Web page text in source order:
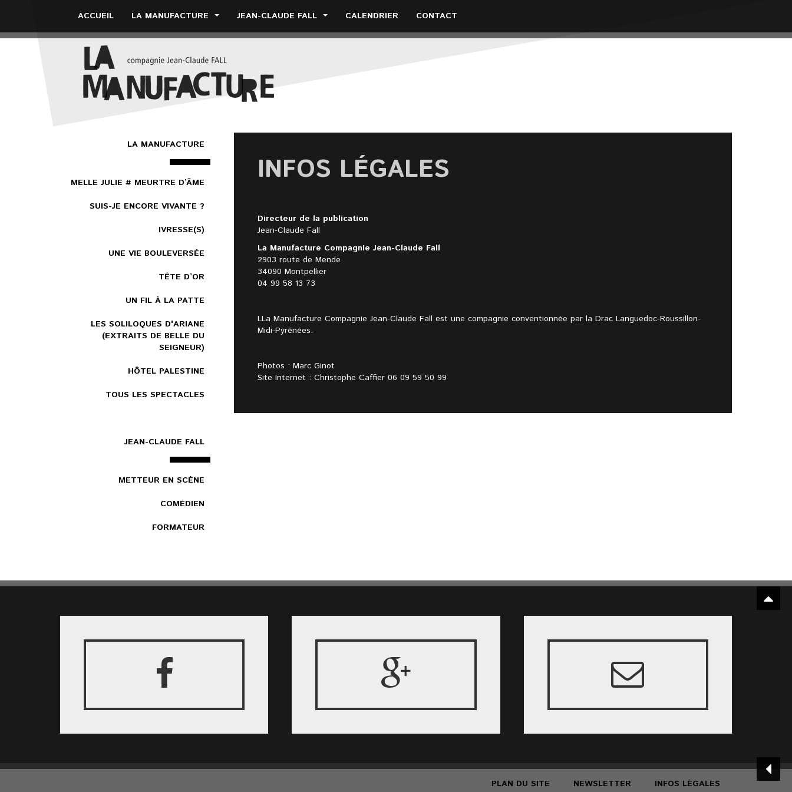
ACCUEIL LA MANUFACTURE JEAN-CLAUDE FALL CALENDRIER CONTACT
INFOS LÉGALES
Directeur de la publication
Jean-Claude Fall
La Manufacture Compagnie Jean-Claude Fall
2903 route de Mende
34090 Montpellier
04 99 58 13 73
LLa Manufacture Compagnie Jean-Claude Fall est une compagnie conventionnée par la Drac Languedoc-Roussillon-
Midi-Pyrénées.
Photos : Marc Ginot
Site Internet : Christophe Caffier 06 09 59 50 99
LA MANUFACTURE
MELLE JULIE # MEURTRE D’ÂME
SUIS-JE ENCORE VIVANTE ?
IVRESSE(S)
UNE VIE BOULEVERSÉE
TÊTE D’OR
UN FIL À LA PATTE
LES SOLILOQUES D'ARIANE
(EXTRAITS DE BELLE DU
SEIGNEUR)
HÔTEL PALESTINE
TOUS LES SPECTACLES
JEAN-CLAUDE FALL
METTEUR EN SCÈNE
COMÉDIEN
FORMATEUR
INFOS LÉGALES
NEWSLETTER
PLAN DU SITE